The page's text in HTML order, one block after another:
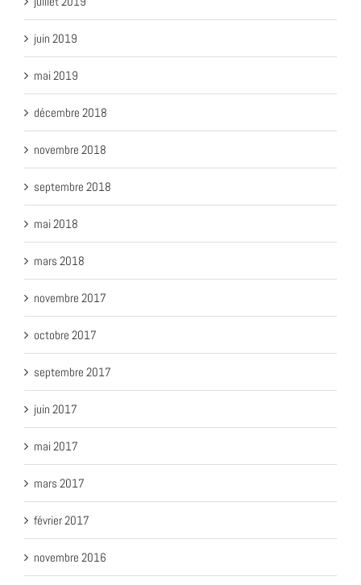
juin 2019
mai 2019
décembre 2018
novembre 2018
septembre 2018
mai 2018
mars 2018
novembre 2017
octobre 2017
septembre 2017
juin 2017
mai 2017
mars 2017
février 2017
novembre 2016